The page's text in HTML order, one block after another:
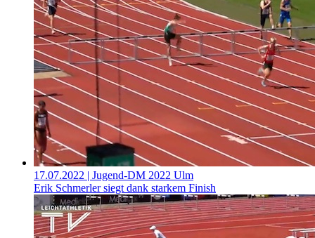
17.07.2022 | Jugend-DM 2022 Ulm
Erik Schmerler siegt dank starkem Finish